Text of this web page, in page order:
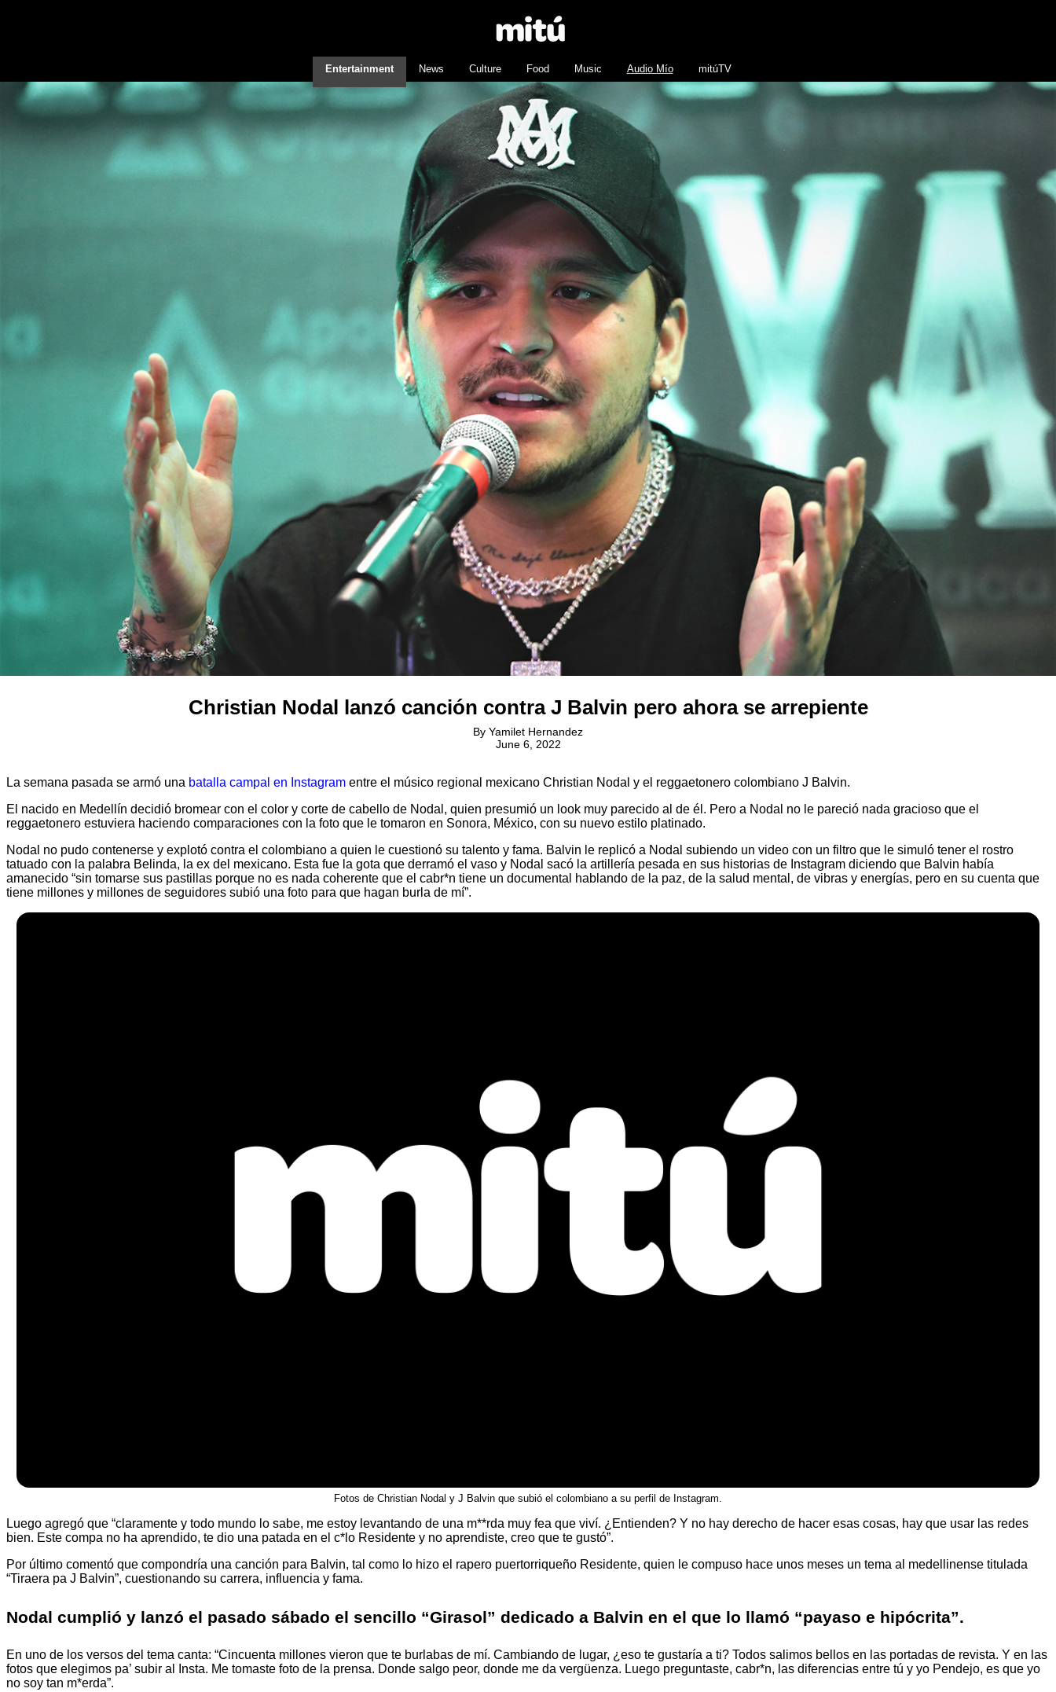
Entertainment News Culture Food Music Audio Mío mitúTV
Christian Nodal lanzó canción contra J Balvin pero ahora se arrepiente
By Yamilet Hernandez
June 6, 2022
La semana pasada se armó una batalla campal en Instagram entre el músico regional mexicano Christian Nodal y el reggaetonero colombiano J Balvin.
El nacido en Medellín decidió bromear con el color y corte de cabello de Nodal, quien presumió un look muy parecido al de él. Pero a Nodal no le pareció nada gracioso que el
reggaetonero estuviera haciendo comparaciones con la foto que le tomaron en Sonora, México, con su nuevo estilo platinado.
Nodal no pudo contenerse y explotó contra el colombiano a quien le cuestionó su talento y fama. Balvin le replicó a Nodal subiendo un video con un filtro que le simuló tener el rostro
tatuado con la palabra Belinda, la ex del mexicano. Esta fue la gota que derramó el vaso y Nodal sacó la artillería pesada en sus historias de Instagram diciendo que Balvin había
amanecido “sin tomarse sus pastillas porque no es nada coherente que el cabr*n tiene un documental hablando de la paz, de la salud mental, de vibras y energías, pero en su cuenta que
tiene millones y millones de seguidores subió una foto para que hagan burla de mí”.
Fotos de Christian Nodal y J Balvin que subió el colombiano a su perfil de Instagram.
Luego agregó que “claramente y todo mundo lo sabe, me estoy levantando de una m**rda muy fea que viví. ¿Entienden? Y no hay derecho de hacer esas cosas, hay que usar las redes
bien. Este compa no ha aprendido, te dio una patada en el c*lo Residente y no aprendiste, creo que te gustó”.
Por último comentó que compondría una canción para Balvin, tal como lo hizo el rapero puertorriqueño Residente, quien le compuso hace unos meses un tema al medellinense titulada
“Tiraera pa J Balvin”, cuestionando su carrera, influencia y fama.
Nodal cumplió y lanzó el pasado sábado el sencillo “Girasol” dedicado a Balvin en el que lo llamó “payaso e hipócrita”.
En uno de los versos del tema canta: “Cincuenta millones vieron que te burlabas de mí. Cambiando de lugar, ¿eso te gustaría a ti? Todos salimos bellos en las portadas de revista. Y en las
fotos que elegimos pa’ subir al Insta. Me tomaste foto de la prensa. Donde salgo peor, donde me da vergüenza. Luego preguntaste, cabr*n, las diferencias entre tú y yo Pendejo, es que yo
no soy tan m*erda”.